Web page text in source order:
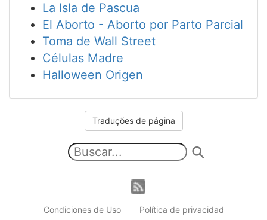
La Isla de Pascua
El Aborto - Aborto por Parto Parcial
Toma de Wall Street
Células Madre
Halloween Origen
Traduções de página
Condiciones de Uso Política de privacidad